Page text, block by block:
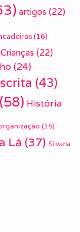
artigos (22)
(16)
Crianças (22)
(24)
(43)
(58) História
(15)
Lá (37) Silvana